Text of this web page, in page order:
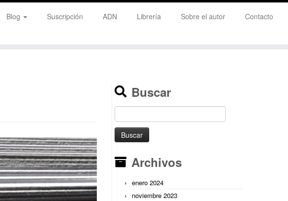
Blog Suscripción ADN Librería Sobre el autor Contacto
Buscar
Buscar:
Archivos
enero 2024
noviembre 2023